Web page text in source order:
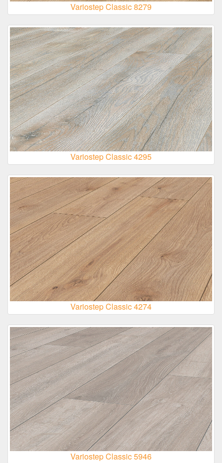
Variostep Classic 8279
Variostep Classic 4295
Variostep Classic 4274
Variostep Classic 5946